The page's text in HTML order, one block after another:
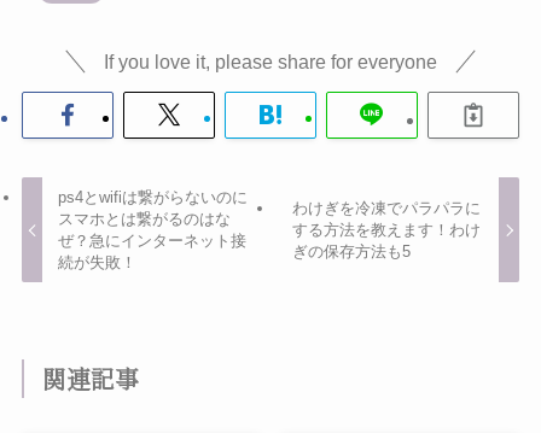
If you love it, please share for everyone
ps4とwifiは繋がらないのに
スマホとは繋がるのはな
ぜ？急にインターネット接
続が失敗！
わけぎを冷凍でパラパラに
する方法を教えます！わけ
ぎの保存方法も5
関連記事